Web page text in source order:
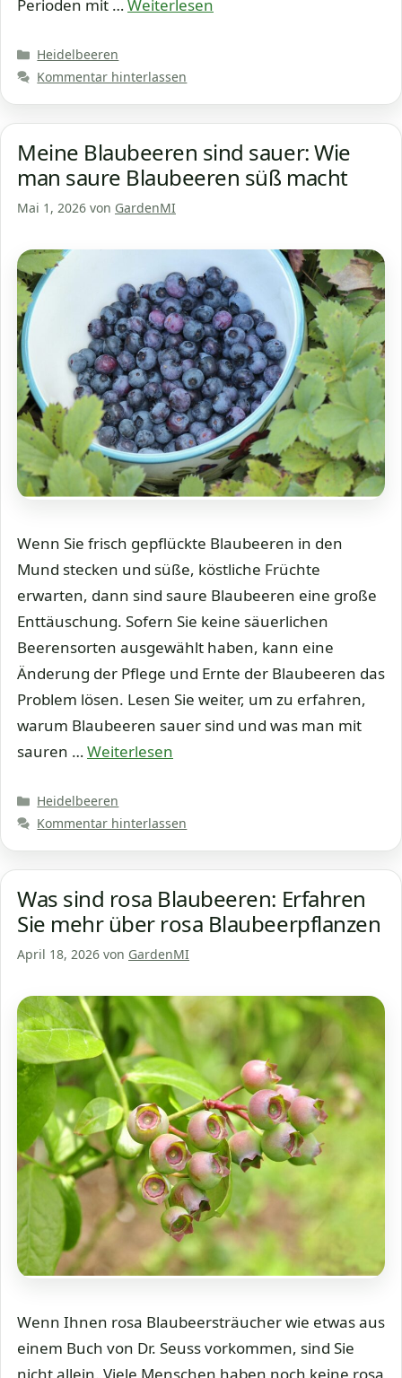
Perioden mit …Weiterlesen
Kategorien
Heidelbeeren
Kommentar hinterlassen
Meine Blaubeeren sind sauer: Wie
man saure Blaubeeren süß macht
Mai 1, 2026 von GardenMI
Wenn Sie frisch gepflückte Blaubeeren in den
Mund stecken und süße, köstliche Früchte
erwarten, dann sind saure Blaubeeren eine große
Enttäuschung. Sofern Sie keine säuerlichen
Beerensorten ausgewählt haben, kann eine
Änderung der Pflege und Ernte der Blaubeeren das
Problem lösen. Lesen Sie weiter, um zu erfahren,
warum Blaubeeren sauer sind und was man mit
sauren …Weiterlesen
Kategorien
Heidelbeeren
Kommentar hinterlassen
Was sind rosa Blaubeeren: Erfahren
Sie mehr über rosa Blaubeerpflanzen
April 18, 2026 von GardenMI
Wenn Ihnen rosa Blaubeersträucher wie etwas aus
einem Buch von Dr. Seuss vorkommen, sind Sie